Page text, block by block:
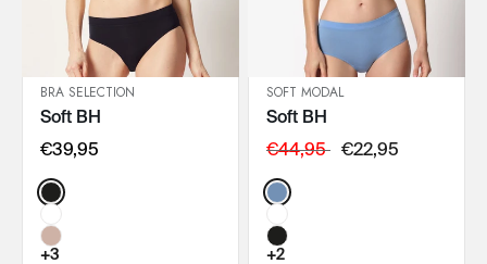
IN DEN WARENKORB
BRA SELECTION
Soft BH
€39,95
Color:
+3
IN DEN WARENKORB
SOFT MODAL
Soft BH
€44,95 €22,95
Color:
+2